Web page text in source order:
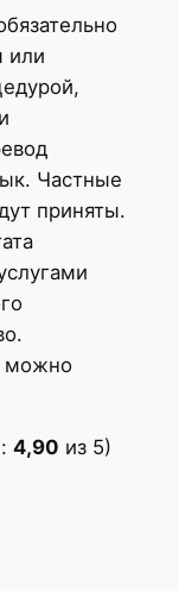
или
Частные
приняты.
можно
4,90 из 5)